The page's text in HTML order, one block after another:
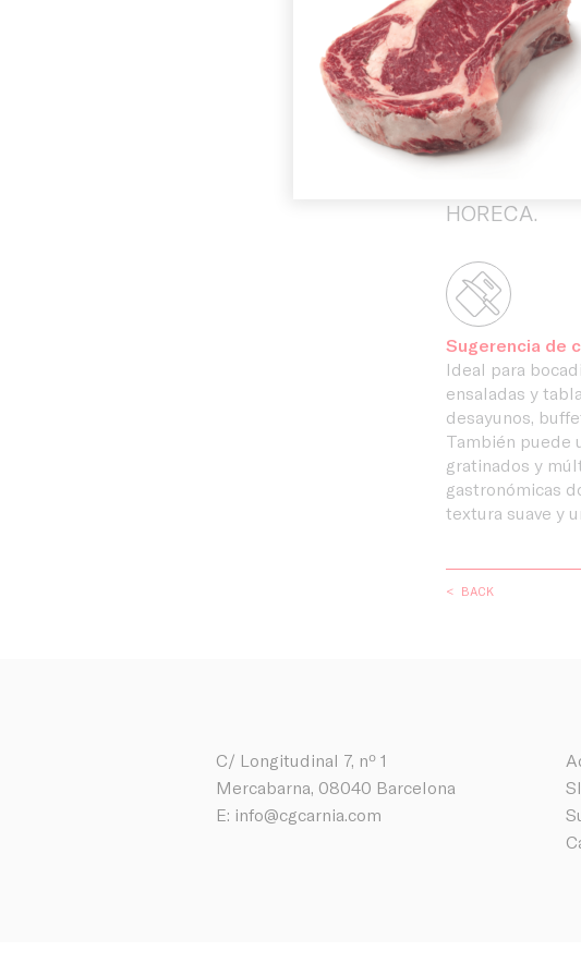
History
Facilities
presentación
elaboración.
En Càrnia
calidad
soluciones
HORECA.
Sugerencia de
Ideal para
ensaladas y
desayunos,
También puede
gratinados y
gastronómicas
textura suave y
< BACK
C/ Longitudinal 7, nº 1
Mercabarna, 08040 Barcelona
E: info@cgcarnia.com